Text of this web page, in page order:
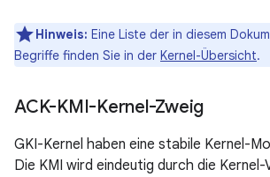
Hinweis: Eine Liste der in diesem
Begriffe finden Sie in der Kernel-Übersicht.
ACK-KMI-Kernel-Zweig
GKI-Kernel haben eine stabile Kernel-
Die KMI wird eindeutig durch die Kernel-